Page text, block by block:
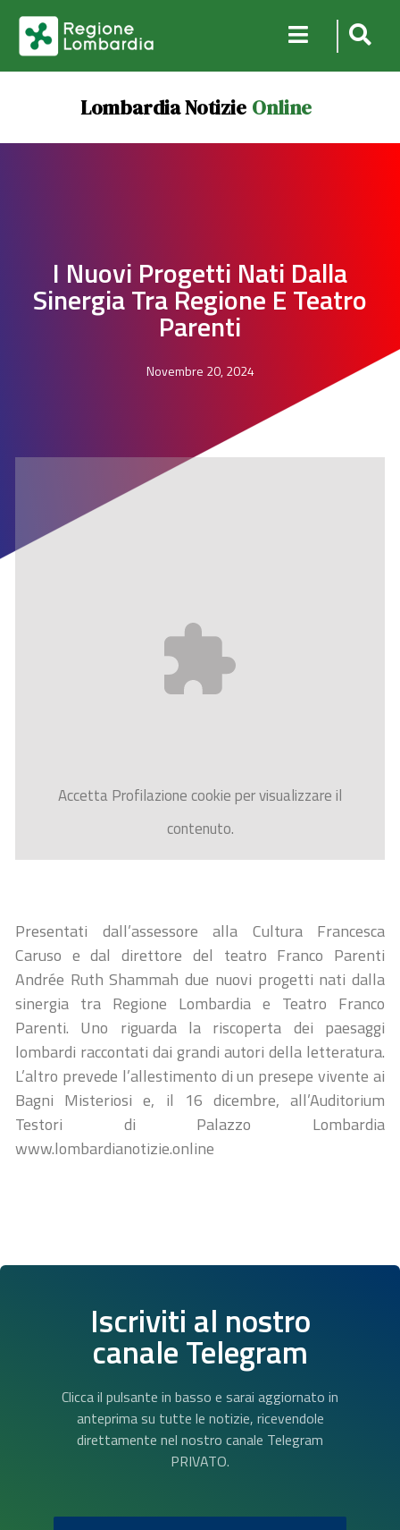
Lombardia Notizie Online
I Nuovi Progetti Nati Dalla
Sinergia Tra Regione E Teatro
Parenti
Novembre 20, 2024
AccettaProfilazionecookie per visualizzare il
contenuto.
Presentati dall’assessore alla Cultura Francesca
Caruso e dal direttore del teatro Franco Parenti
Andrée Ruth Shammah due nuovi progetti nati dalla
sinergia tra Regione Lombardia e Teatro Franco
Parenti. Uno riguarda la riscoperta dei paesaggi
lombardi raccontati dai grandi autori della letteratura.
L’altro prevede l’allestimento di un presepe vivente ai
Bagni Misteriosi e, il 16 dicembre, all’Auditorium
Testori di Palazzo Lombardia
www.lombardianotizie.online
Iscriviti al nostro
canale Telegram
Clicca il pulsante in basso e sarai aggiornato in
anteprima su tutte le notizie, ricevendole
direttamente nel nostro canale Telegram
PRIVATO.